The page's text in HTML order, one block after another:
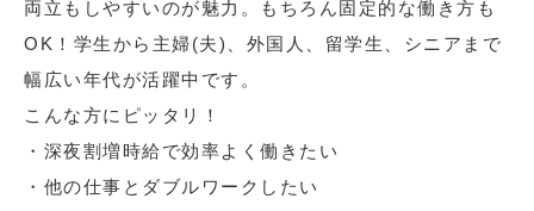
両立もしやすいのが魅力。もちろん固定的な働き方も
OK！学生から主婦(夫)、外国人、留学生、シニアまで
幅広い年代が活躍中です。
こんな方にピッタリ！
・深夜割増時給で効率よく働きたい
・他の仕事とダブルワークしたい